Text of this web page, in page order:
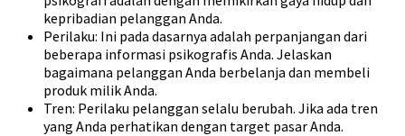
kepribadian pelanggan Anda.
Perilaku: Ini pada dasarnya adalah perpanjangan dari
beberapa informasi psikografis Anda. Jelaskan
bagaimana pelanggan Anda berbelanja dan membeli
produk milik Anda.
Tren: Perilaku pelanggan selalu berubah. Jika ada tren
yang Anda perhatikan dengan target pasar Anda.